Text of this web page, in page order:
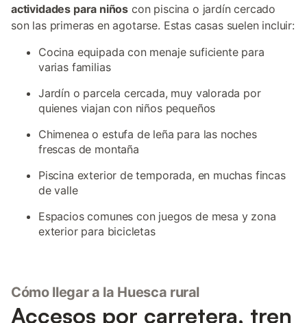
actividades para niños con piscina o jardín cercado
son las primeras en agotarse. Estas casas suelen incluir:
Cocina equipada con menaje suficiente para
varias familias
Jardín o parcela cercada, muy valorada por
quienes viajan con niños pequeños
Chimenea o estufa de leña para las noches
frescas de montaña
Piscina exterior de temporada, en muchas fincas
de valle
Espacios comunes con juegos de mesa y zona
exterior para bicicletas
Cómo llegar a la Huesca rural
Accesos por carretera, tren